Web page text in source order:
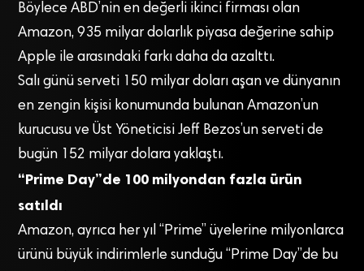
Böylece ABD’nin en değerli ikinci firması olan
Amazon, 935 milyar dolarlık piyasa değerine sahip
Apple ile arasındaki farkı daha da azalttı.
Salı günü serveti 150 milyar doları aşan ve dünyanın
en zengin kişisi konumunda bulunan Amazon’un
kurucusu ve Üst Yöneticisi Jeff Bezos’un serveti de
bugün 152 milyar dolara yaklaştı.
“Prime Day”de 100 milyondan fazla ürün
satıldı
Amazon, ayrıca her yıl “Prime” üyelerine milyonlarca
ürünü büyük indirimlerle sunduğu “Prime Day”de bu